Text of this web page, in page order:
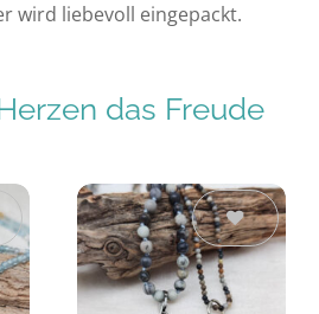
wird liebevoll eingepackt.
das Freude
Auf die
Wunschliste